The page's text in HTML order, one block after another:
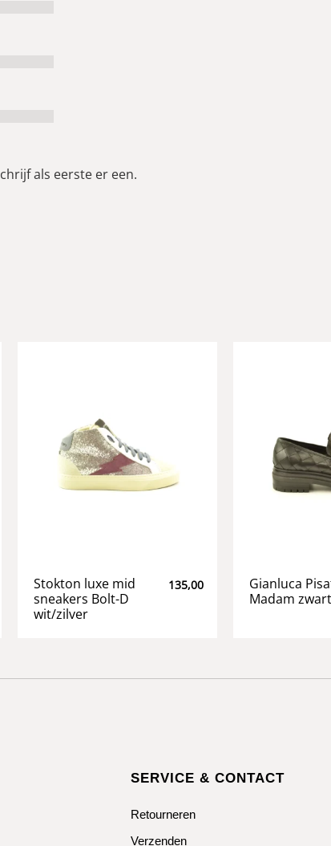
als eerste er een.
Stokton luxe mid
sneakers Bolt-D
wit/zilver
135,00
Gianluca
Madam
SERVICE & CONTACT
Retourneren
Verzenden